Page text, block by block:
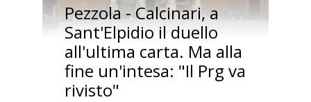
Pezzola - Calcinari, a
Sant'Elpidio il duello
all'ultima carta. Ma alla
fine un'intesa: "Il Prg va
rivisto"